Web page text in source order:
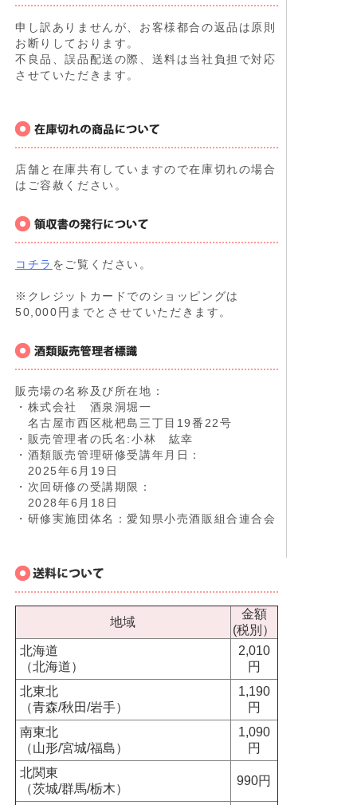
申し訳ありませんが、お客様都合の返品は原則
お断りしております。
不良品、誤品配送の際、送料は当社負担で対応
させていただきます。
店舗と在庫共有していますので在庫切れの場合
はご容赦ください。
コチラ をご覧ください。
※クレジットカードでのショッピングは
50,000円までとさせていただきます。
販売場の名称及び所在地：
・株式会社 酒泉洞堀一
名古屋市西区枇杷島三丁目19番22号
・販売管理者の氏名:小林 紘幸
・酒類販売管理研修受講年月日：
2025年6月19日
・次回研修の受講期限：
2028年6月18日
・研修実施団体名：愛知県小売酒販組合連合会
地域
金額
(税別）
北海道
（北海道）
2,010
円
北東北
（青森/秋田/岩手）
1,190
円
南東北
（山形/宮城/福島）
1,090
円
北関東
（茨城/群馬/栃木）
990円